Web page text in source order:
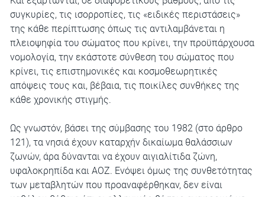
συγκυρίες, τις ισορροπίες, τις «ειδικές περιστάσεις»
της κάθε περίπτωσης όπως τις αντιλαμβάνεται η
πλειοψηφία του σώματος που κρίνει, την προϋπάρχουσα
νομολογία, την εκάστοτε σύνθεση του σώματος που
κρίνει, τις επιστημονικές και κοσμοθεωρητικές
απόψεις τους και, βέβαια, τις ποικίλες συνθήκες της
κάθε χρονικής στιγμής.
Ως γνωστόν, βάσει της σύμβασης του 1982 (στο άρθρο
121), τα νησιά έχουν καταρχήν δικαίωμα θαλάσσιων
ζωνών, άρα δύνανται να έχουν αιγιαλίτιδα ζώνη,
υφαλοκρηπίδα και ΑΟΖ. Ενόψει όμως της συνθετότητας
των μεταβλητών που προαναφέρθηκαν, δεν είναι